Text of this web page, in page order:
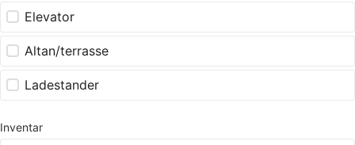
Elevator
Altan/terrasse
Ladestander
Inventar